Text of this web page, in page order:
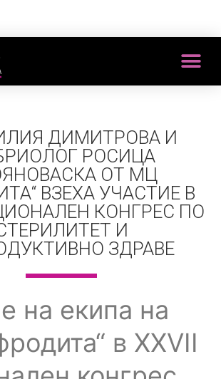
ДИМИТРОВА И
РОСИЦА
ОТ МЦ
ВЗЕХА УЧАСТИЕ В
КОНГРЕС ПО
И
ЗДРАВЕ
на екипа на
в XXVII